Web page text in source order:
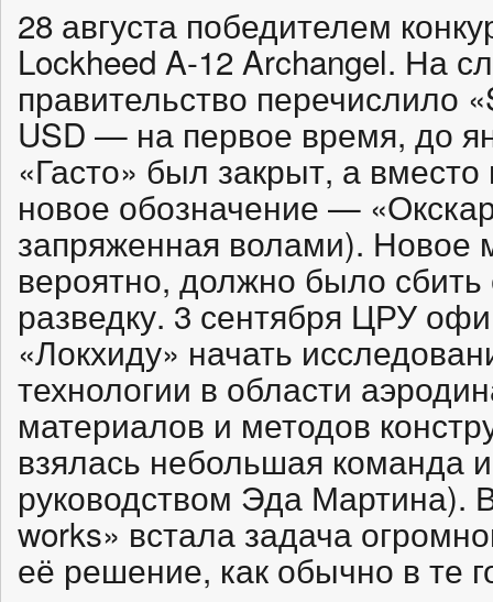
28 августа победителем
Lockheed A-12 Archangel. На
правительство перечислило
USD — на первое время, до
«Гасто» был закрыт, а
новое обозначение —
запряженная волами). Новое
вероятно, должно было сбить
разведку. 3 сентября ЦРУ
«Локхиду» начать
технологии в области
материалов и методов
взялась небольшая команда
руководством Эда Мартина).
works» встала задача
её решение, как обычно в те